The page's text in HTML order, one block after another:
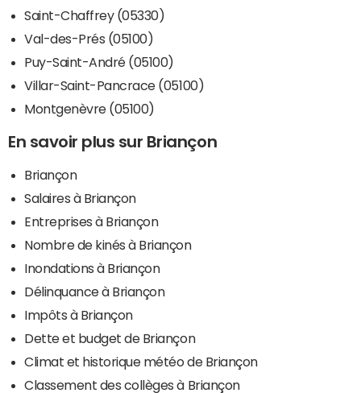
Saint-Chaffrey (05330)
Val-des-Prés (05100)
Puy-Saint-André (05100)
Villar-Saint-Pancrace (05100)
Montgenèvre (05100)
En savoir plus sur Briançon
Briançon
Salaires à Briançon
Entreprises à Briançon
Nombre de kinés à Briançon
Inondations à Briançon
Délinquance à Briançon
Impôts à Briançon
Dette et budget de Briançon
Climat et historique météo de Briançon
Classement des collèges à Briançon